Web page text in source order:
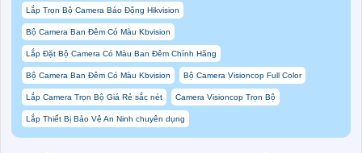
Lắp Trọn Bộ Camera Báo Động Hikvision
Bộ Camera Ban Đêm Có Màu Kbvision
Lắp Đặt Bộ Camera Có Màu Ban Đêm Chính Hãng
Bộ Camera Ban Đêm Có Màu Kbvision Bộ Camera Visioncop Full Color
Lắp Camera Trọn Bộ Giá Rẻ sắc nét Camera Visioncop Trọn Bộ
Lắp Thiết Bị Bảo Vệ An Ninh chuyên dụng